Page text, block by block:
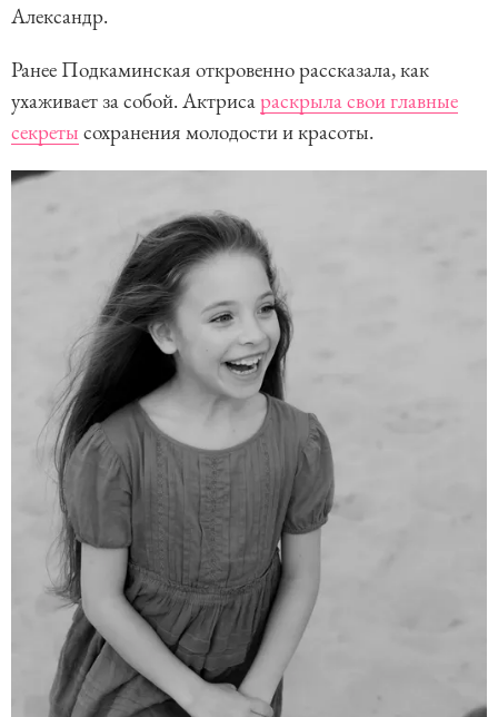
Александр.
Ранее Подкаминская откровенно рассказала, как
ухаживает за собой. Актрисараскрыла свои главные
секреты сохранения молодости и красоты.